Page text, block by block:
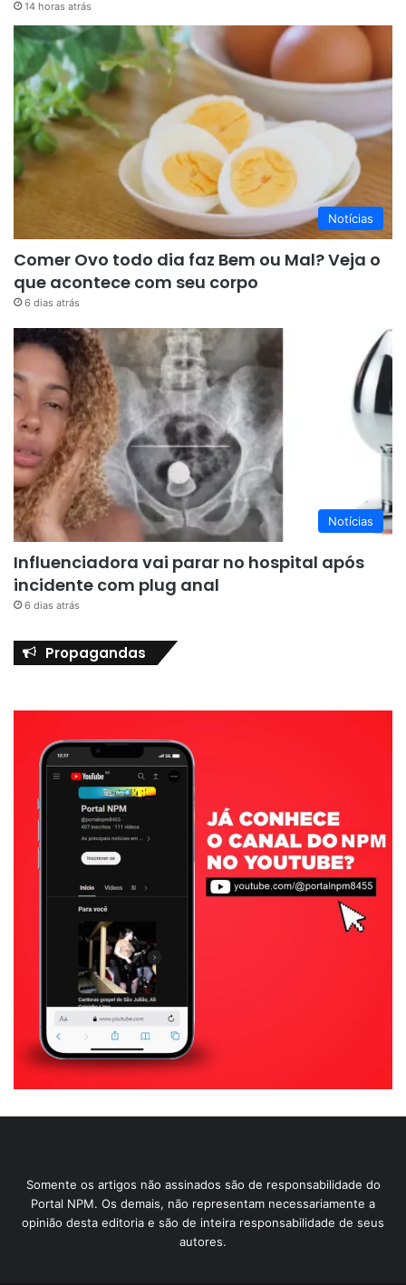
14 horas atrás
Notícias
Comer Ovo todo dia faz Bem ou Mal? Veja o
que acontece com seu corpo
6 dias atrás
Notícias
Influenciadora vai parar no hospital após
incidente com plug anal
6 dias atrás
Propagandas
Somente os artigos não assinados são de responsabilidade do
Portal NPM. Os demais, não representam necessariamente a
opinião desta editoria e são de inteira responsabilidade de seus
autores.